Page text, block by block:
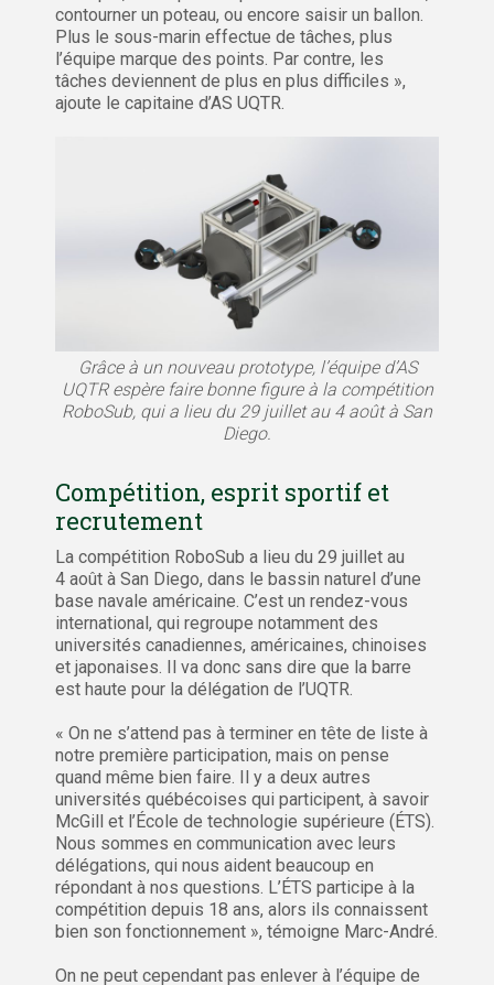
contourner un poteau, ou encore saisir un ballon.
Plus le sous-marin effectue de tâches, plus
l’équipe marque des points. Par contre, les
tâches deviennent de plus en plus difficiles »,
ajoute le capitaine d’AS UQTR.
Grâce à un nouveau prototype, l’équipe d’AS
UQTR espère faire bonne figure à la compétition
RoboSub, qui a lieu du 29 juillet au 4 août à San
Diego.
Compétition, esprit sportif et
recrutement
La compétition RoboSub a lieu du 29 juillet au
4 août à San Diego, dans le bassin naturel d’une
base navale américaine. C’est un rendez-vous
international, qui regroupe notamment des
universités canadiennes, américaines, chinoises
et japonaises. Il va donc sans dire que la barre
est haute pour la délégation de l’UQTR.
« On ne s’attend pas à terminer en tête de liste à
notre première participation, mais on pense
quand même bien faire. Il y a deux autres
universités québécoises qui participent, à savoir
McGill et l’École de technologie supérieure (ÉTS).
Nous sommes en communication avec leurs
délégations, qui nous aident beaucoup en
répondant à nos questions. L’ÉTS participe à la
compétition depuis 18 ans, alors ils connaissent
bien son fonctionnement », témoigne Marc-André.
On ne peut cependant pas enlever à l’équipe de